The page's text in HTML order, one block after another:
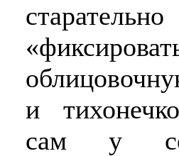
старательно
и
сам у